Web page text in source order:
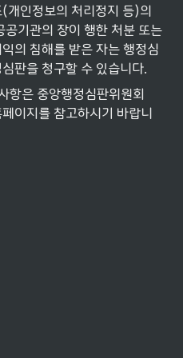
인정보의 처리정지 등)의
공기관의 장이 행한 처분 또는
의 침해를 받은 자는 행정심
판을 청구할 수 있습니다.
항은 중앙행정심판위원회
이지를 참고하시기 바랍니